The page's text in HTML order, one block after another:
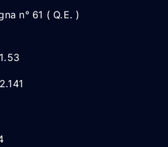
n° 61 ( Q.E. )